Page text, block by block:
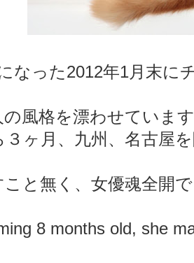
なった2012年1月末に
の風格を漂わせていま
３ヶ月、九州、名古屋
こと無く、女優魂全開
8 months old, she